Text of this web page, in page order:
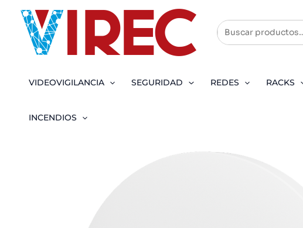
contenido
VIDEOVIGILANCIA SEGURIDAD REDES RACKS
INCENDIOS